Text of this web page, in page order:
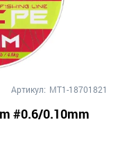
Артикул: MT1-18701821
#0.6/0.10mm